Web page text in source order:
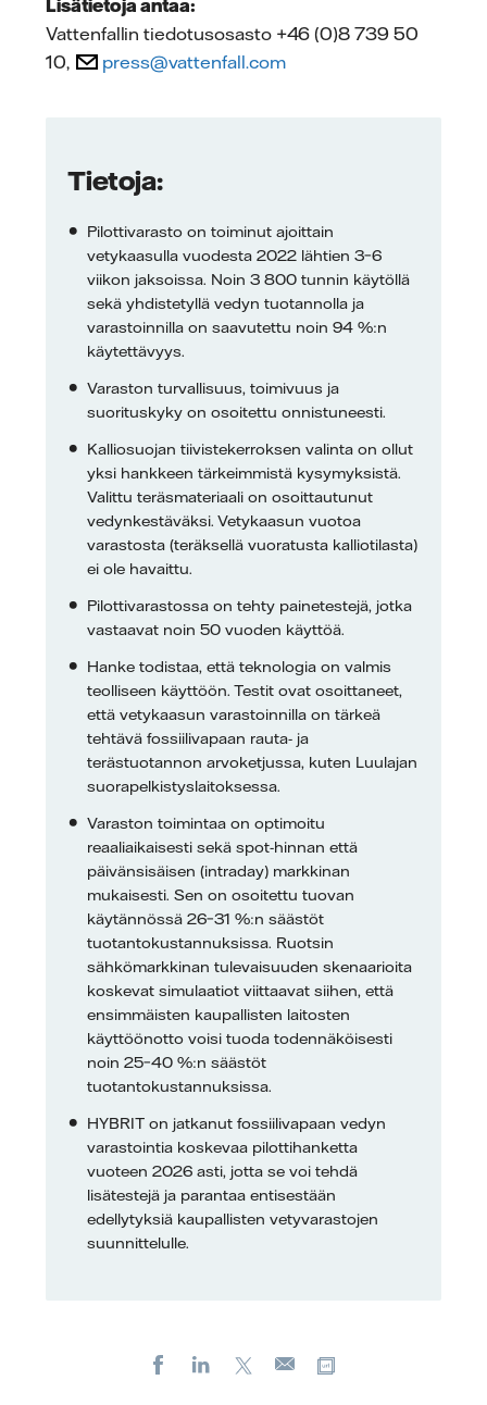
Lisätietoja antaa:
Vattenfallin tiedotusosasto +46 (0)8 739 50
10,
press@vattenfall.com
Tietoja:
Pilottivarasto on toiminut ajoittain
vetykaasulla vuodesta 2022 lähtien 3–6
viikon jaksoissa. Noin 3 800 tunnin käytöllä
sekä yhdistetyllä vedyn tuotannolla ja
varastoinnilla on saavutettu noin 94 %:n
käytettävyys.
Varaston turvallisuus, toimivuus ja
suorituskyky on osoitettu onnistuneesti.
Kalliosuojan tiivistekerroksen valinta on ollut
yksi hankkeen tärkeimmistä kysymyksistä.
Valittu teräsmateriaali on osoittautunut
vedynkestäväksi. Vetykaasun vuotoa
varastosta (teräksellä vuoratusta kalliotilasta)
ei ole havaittu.
Pilottivarastossa on tehty painetestejä, jotka
vastaavat noin 50 vuoden käyttöä.
Hanke todistaa, että teknologia on valmis
teolliseen käyttöön. Testit ovat osoittaneet,
että vetykaasun varastoinnilla on tärkeä
tehtävä fossiilivapaan rauta- ja
terästuotannon arvoketjussa, kuten Luulajan
suorapelkistyslaitoksessa.
Varaston toimintaa on optimoitu
reaaliaikaisesti sekä spot-hinnan että
päivänsisäisen (intraday) markkinan
mukaisesti. Sen on osoitettu tuovan
käytännössä 26–31 %:n säästöt
tuotantokustannuksissa. Ruotsin
sähkömarkkinan tulevaisuuden skenaarioita
koskevat simulaatiot viittaavat siihen, että
ensimmäisten kaupallisten laitosten
käyttöönotto voisi tuoda todennäköisesti
noin 25–40 %:n säästöt
tuotantokustannuksissa.
HYBRIT on jatkanut fossiilivapaan vedyn
varastointia koskevaa pilottihanketta
vuoteen 2026 asti, jotta se voi tehdä
lisätestejä ja parantaa entisestään
edellytyksiä kaupallisten vetyvarastojen
suunnittelulle.
FacebookLinkedIn
Sähköposti